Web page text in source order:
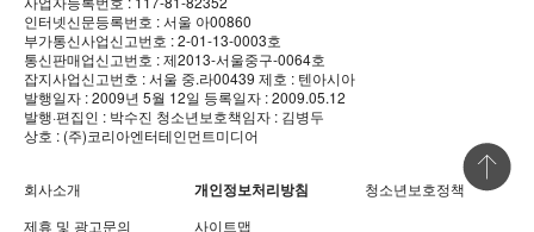
인터넷신문등록번호 : 서울 아00860
부가통신사업신고번호 : 2-01-13-0003호
통신판매업신고번호 : 제2013-서울중구-0064호
잡지사업신고번호 : 서울 중.라00439 제호 : 텐아시아
발행일자 : 2009년 5월 12일 등록일자 : 2009.05.12
발행·편집인 : 박수진 청소년보호책임자 : 김병두
상호 : (주)코리아엔터테인먼트미디어
회사소개 개인정보처리방침
청소년보호정책
제휴 및 광고문의
사이트맵
상단 바로